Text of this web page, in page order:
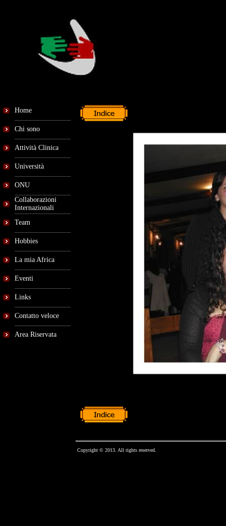
Home
Chi sono
Attività Clinica
Università
ONU
Collaborazioni
Internazionali
Team
Hobbies
La mia Africa
Eventi
Links
Contatto veloce
Area Riservata
Copyright © 2013. All rights reserved.